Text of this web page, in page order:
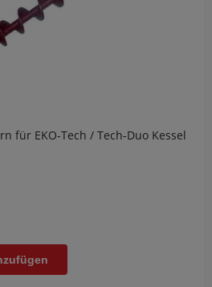
für EKO-Tech / Tech-Duo Kessel